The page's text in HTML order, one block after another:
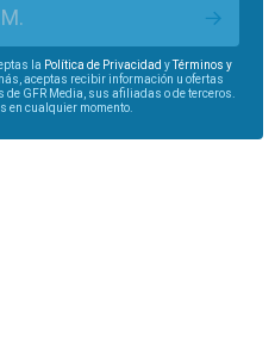
la Política de Privacidad yTérminos y
aceptas recibir información u ofertas
GFR Media, sus afiliadas o de terceros.
en cualquier momento.